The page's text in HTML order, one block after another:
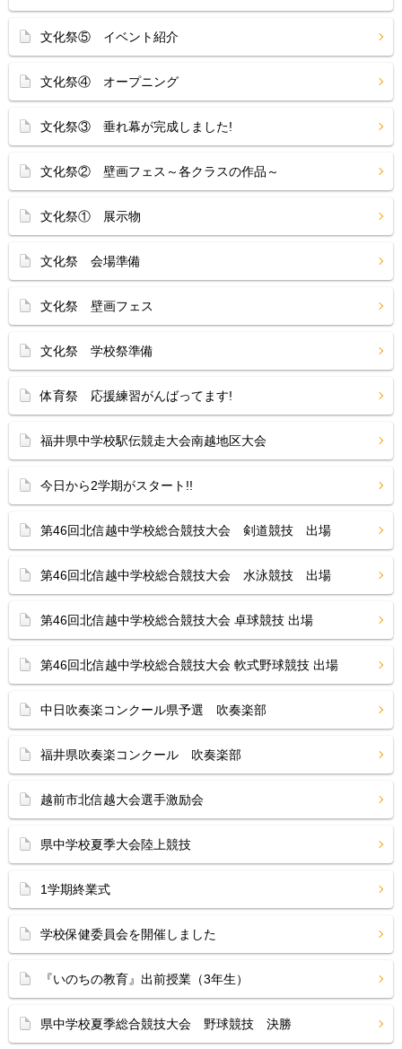
文化祭⑤ イベント紹介
文化祭④ オープニング
文化祭③ 垂れ幕が完成しました!
文化祭② 壁画フェス～各クラスの作品～
文化祭① 展示物
文化祭 会場準備
文化祭 壁画フェス
文化祭 学校祭準備
体育祭 応援練習がんばってます!
福井県中学校駅伝競走大会南越地区大会
今日から2学期がスタート!!
第46回北信越中学校総合競技大会 剣道競技 出場
第46回北信越中学校総合競技大会 水泳競技 出場
第46回北信越中学校総合競技大会 卓球競技 出場
第46回北信越中学校総合競技大会 軟式野球競技 出場
中日吹奏楽コンクール県予選 吹奏楽部
福井県吹奏楽コンクール 吹奏楽部
越前市北信越大会選手激励会
県中学校夏季大会陸上競技
1学期終業式
学校保健委員会を開催しました
『いのちの教育』出前授業（3年生）
県中学校夏季総合競技大会 野球競技 決勝